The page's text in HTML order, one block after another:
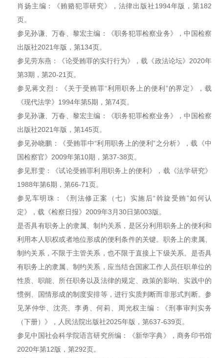
肖扬主编：《贿赂犯罪研究》，法律出版社1994年版，第182
页。
参见孙谦、万春、黎宏主编：《职务犯罪检察业务》，中国检察
出版社2021年版，第134页。
参见劳东燕：《论受贿罪的实行行为》，载《政法论坛》2020年
第3期，第20-21页。
参见蒋文烈：《关于受贿罪“利用职务上的便利”的界定》，载
《现代法学》1994年第5期，第74页。
参见孙谦、万春、黎宏主编：《职务犯罪检察业务》，中国检察
出版社2021年版，第145页。
参见孙晓鹏：《受贿罪中“利用职务上的便利”之分析》，载《中
国检察官》2009年第10期，第37-38页。
参见邢雯：《试论受贿罪利用职务上的便利》，载《法学研究》
1988年第6期，第66-71页。
参见车明珠：《刑法修正案（七）实施后“斡旋受贿”如何认
定》，载《检察日报》2009年3月30日第003版。
是否具有职务上的隶属、制约关系，是区分利用职务上的便利和
利用本人职权或者地位形成的便利条件的关键。职务上的隶属、
制约关系，不限于主管关系，也不限于直接上下级关系。是否具
有职务上的隶属、制约关系，应当结合国家工作人员任职单位的
性质、职能、所任职务以及法律的规定、政策的影响、实践中的
惯例、国情形成的制度安排等，进行实质判断而非形式判断。参
见茅仲华、沈亮、李勇、何莉、周光权主编：《刑事审判实务
（下册）》，人民法院出版社2025年版，第637-639页。
参见中国社会科学院语言研究所编：《新华字典》，商务印书馆
2020年第12版，第292页。